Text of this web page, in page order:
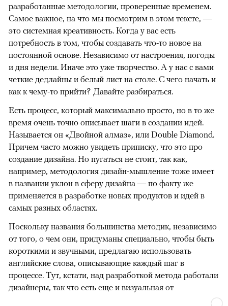
разработанные методологии, проверенные временем.
Самое важное, на что мы посмотрим в этом тексте, —
это системная креативность. Когда у вас есть
потребность в том, чтобы создавать что-то новое на
постоянной основе. Независимо от настроения, погоды
и дня недели. Иначе это уже творчество. А у нас с вами
четкие дедлайны и белый лист на столе. С чего начать и
как к чему-то прийти? Давайте разбираться.
Есть процесс, который максимально просто, но в то же
время очень точно описывает шаги в создании идей.
Называется он «Двойной алмаз», или Double Diamond.
Причем часто можно увидеть приписку, что это про
создание дизайна. Но пугаться не стоит, так как,
например, методология дизайн-мышление тоже имеет
в названии уклон в сферу дизайна — по факту же
применяется в разработке новых продуктов и идей в
самых разных областях.
Поскольку названия большинства методик, независимо
от того, о чем они, придуманы специально, чтобы быть
короткими и звучными, предлагаю использовать
английские слова, описывающие каждый шаг в
процессе. Тут, кстати, над разработкой метода работали
дизайнеры, так что есть еще и визуальная от